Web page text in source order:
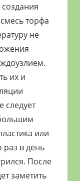
торфа
не
их и
следует
или
в день
После
заметить